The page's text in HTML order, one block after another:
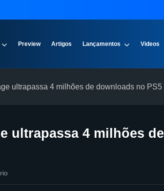
Preview Artigos Lançamentos Videos
ultrapassa 4 milhões de downloads no PS5
ultrapassa 4 milhões de